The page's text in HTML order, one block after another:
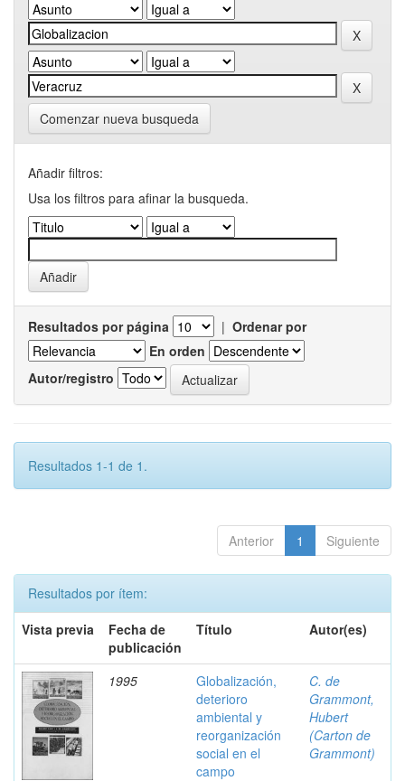
Comenzar nueva busqueda
Añadir filtros:
Usa los filtros para afinar la busqueda.
Resultados por página | Ordenar por
En orden
Autor/registro
Resultados 1-1 de 1.
Anterior 1 Siguiente
Resultados por ítem:
Vista previa
Fecha de
publicación
Título Autor(es)
1995
Globalización,
deterioro
ambiental y
reorganización
social en el
campo
C. de
Grammont,
Hubert
(Carton de
Grammont)